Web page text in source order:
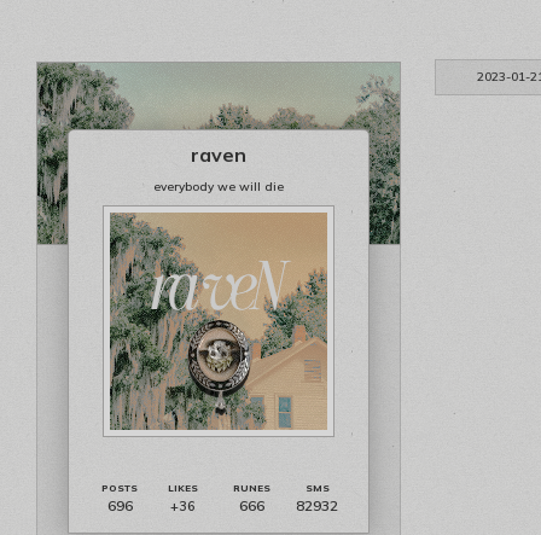
2023-01-
raven
everybody we will die
696 +36 666 82932